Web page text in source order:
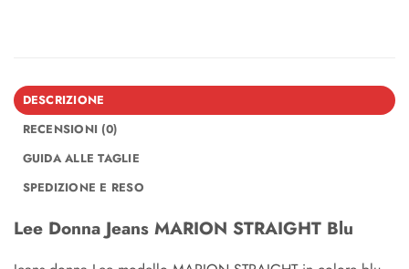
DESCRIZIONE
RECENSIONI (0)
GUIDA ALLE TAGLIE
SPEDIZIONE E RESO
Lee Donna Jeans MARION STRAIGHT Blu